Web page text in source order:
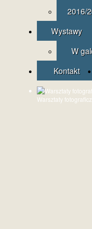
2016/
Wystawy
W
Kontakt
Warsztaty